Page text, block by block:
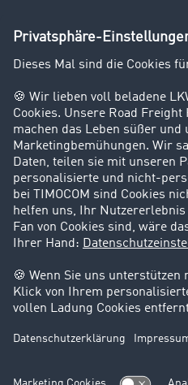
Unternehmen
Kunden werben Kunden
Success Stories
Karriere
Support
Kontakt
Rechtliches
Impressum
AGB